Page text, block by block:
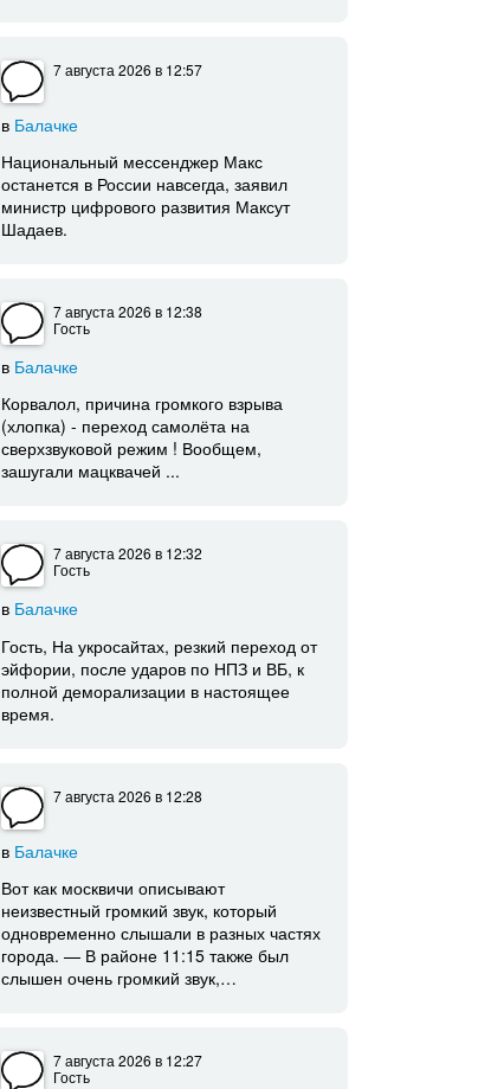
7 августа 2026в 12:57
в Балачке
Национальный мессенджер Макс
останется в России навсегда, заявил
министр цифрового развития Максут
Шадаев.
7 августа 2026в 12:38
Гость
в Балачке
Корвалол, причина громкого взрыва
(хлопка) - переход самолёта на
сверхзвуковой режим ! Вообщем,
зашугали мацквачей ...
7 августа 2026в 12:32
Гость
в Балачке
Гость, На укросайтах, резкий переход от
эйфории, после ударов по НПЗ и ВБ, к
полной деморализации в настоящее
время.
7 августа 2026в 12:28
в Балачке
Вот как москвичи описывают
неизвестный громкий звук, который
одновременно слышали в разных частях
города. — В районе 11:15 также был
слышен очень громкий звук,…
7 августа 2026в 12:27
Гость